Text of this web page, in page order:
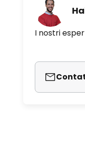
I nostri